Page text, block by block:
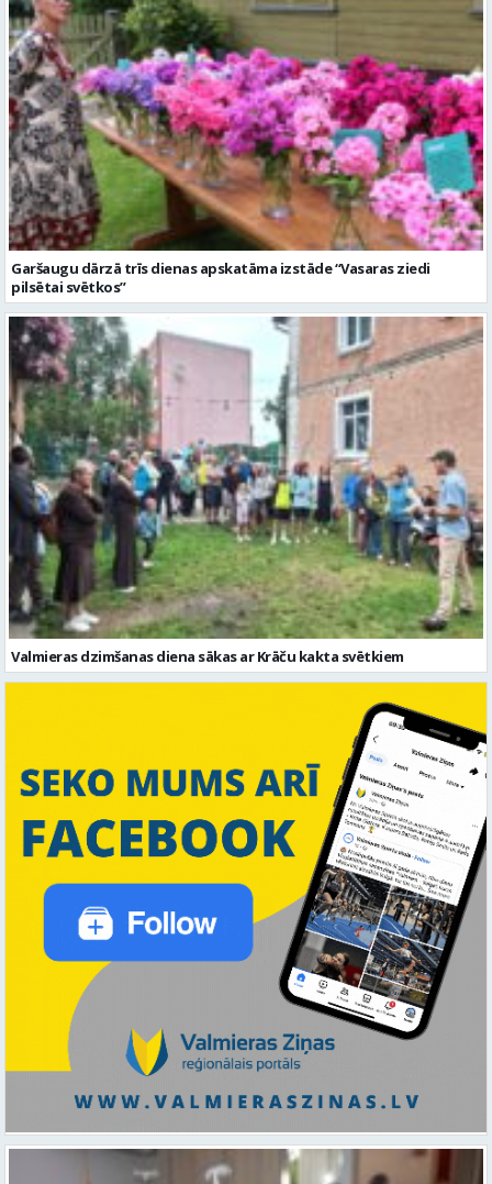
Garšaugu dārzā trīs dienas apskatāma izstāde “Vasaras ziedi
pilsētai svētkos”
Valmieras dzimšanas diena sākas ar Krāču kakta svētkiem